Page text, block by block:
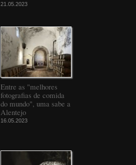
21.05.2023
Entre as "melhores
fotografias de comida
do mundo", uma sabe a
Alentejo
16.05.2023